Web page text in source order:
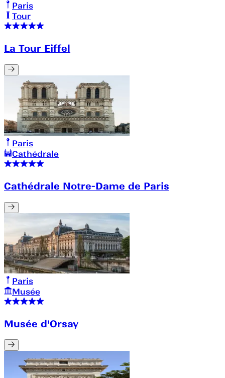
Paris
Tour
La Tour Eiffel
Paris
Cathédrale
Cathédrale Notre-Dame de Paris
Paris
Musée
Musée d'Orsay